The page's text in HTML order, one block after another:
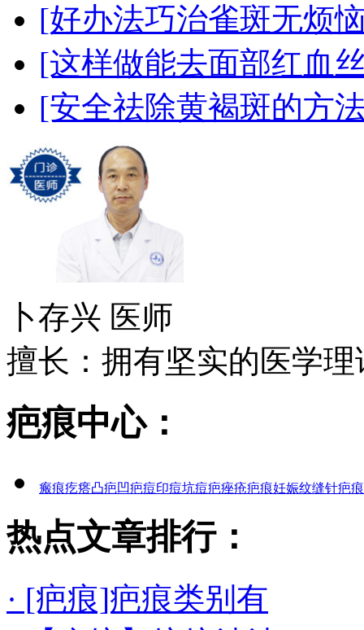
[好办法巧治雀斑无烦
[这样做能去面部红血
[安全祛除黄褐斑的方
卜存兴 医师
擅长：拥有坚实的医学理
疤痕中心：
瘢痕疙瘩凸疤凹疤痘印痘坑痘疤痤疮疤痕妊娠纹缝针疤痕
热点文章排行：
· [疤痕]疤痕类别有